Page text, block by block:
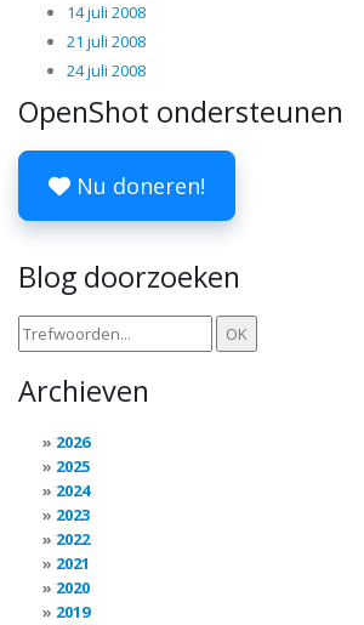
14 juli 2008
21 juli 2008
24 juli 2008
OpenShot ondersteunen
Nu doneren!
Blog doorzoeken
Archieven
2026
2025
2024
2023
2022
2021
2020
2019